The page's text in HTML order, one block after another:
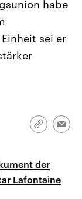
und
die Vereinigten
Ländern
Einfluss auf
habe
sei er
Link
der
Lafontaine